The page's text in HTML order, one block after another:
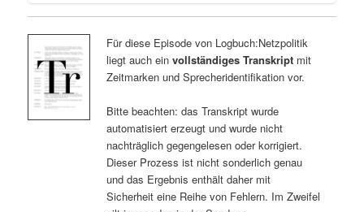
Für diese Episode von Logbuch:Netzpolitik
liegt auch ein vollständiges Transkriptmit
Zeitmarken und Sprecheridentifikation vor.
Bitte beachten: das Transkript wurde
automatisiert erzeugt und wurde nicht
nachträglich gegengelesen oder korrigiert.
Dieser Prozess ist nicht sonderlich genau
und das Ergebnis enthält daher mit
Sicherheit eine Reihe von Fehlern. Im Zweifel